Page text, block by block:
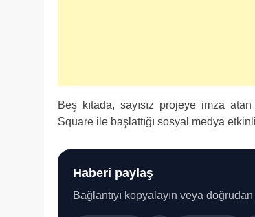
Beş kıtada, sayısız projeye imza
Square ile başlattığı sosyal medya
Haberi paylaş
Bağlantıyı kopyalayın veya doğrudan